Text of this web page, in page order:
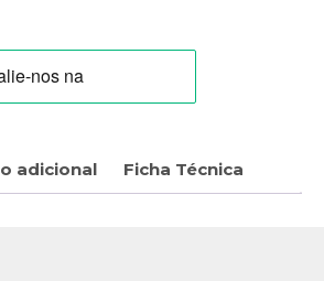
adicional Ficha Técnica